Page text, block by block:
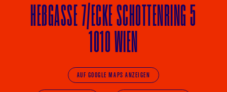
HEßGASSE 7/ECKESCHOTTENRING 5
1010 WIEN
AUF GOOGLE MAPS ANZEIGEN